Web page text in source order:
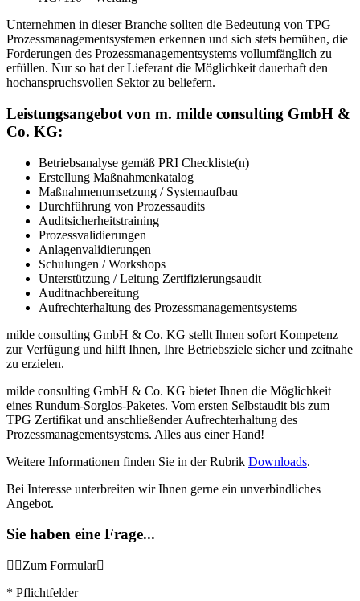
Unternehmen in dieser Branche sollten die Bedeutung von TPG
Prozessmanagementsystemen erkennen und sich stets bemühen, die
Forderungen des Prozessmanagementsystems vollumfänglich zu
erfüllen. Nur so hat der Lieferant die Möglichkeit dauerhaft den
hochanspruchsvollen Sektor zu beliefern.
Leistungsangebot von m. milde consulting GmbH &
Co. KG:
Betriebsanalyse gemäß PRI Checkliste(n)
Erstellung Maßnahmenkatalog
Maßnahmenumsetzung / Systemaufbau
Durchführung von Prozessaudits
Auditsicherheitstraining
Prozessvalidierungen
Anlagenvalidierungen
Schulungen / Workshops
Unterstützung / Leitung Zertifizierungsaudit
Auditnachbereitung
Aufrechterhaltung des Prozessmanagementsystems
milde consulting GmbH & Co. KG stellt Ihnen sofort Kompetenz
zur Verfügung und hilft Ihnen, Ihre Betriebsziele sicher und zeitnahe
zu erzielen.
milde consulting GmbH & Co. KG bietet Ihnen die Möglichkeit
eines Rundum-Sorglos-Paketes. Vom ersten Selbstaudit bis zum
TPG Zertifikat und anschließender Aufrechterhaltung des
Prozessmanagementsystems. Alles aus einer Hand!
Weitere Informationen finden Sie in der Rubrik Downloads.
Bei Interesse unterbreiten wir Ihnen gerne ein unverbindliches
Angebot.
Sie haben eine Frage...
Zum Formular
* Pflichtfelder